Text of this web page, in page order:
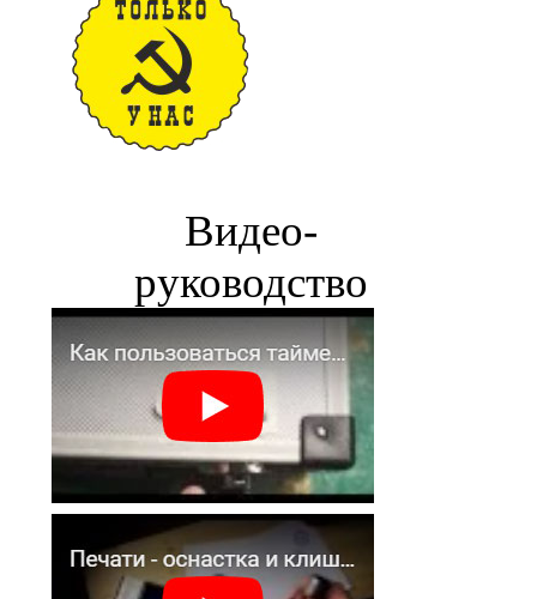
Видео-
руководство